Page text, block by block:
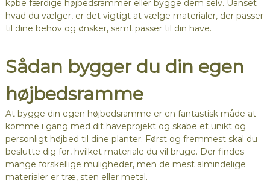
købe færdige højbedsrammer eller bygge dem selv. Uanset
hvad du vælger, er det vigtigt at vælge materialer, der passer
til dine behov og ønsker, samt passer til din have.
Sådan bygger du din egen
højbedsramme
At bygge din egen højbedsramme er en fantastisk måde at
komme i gang med dit haveprojekt og skabe et unikt og
personligt højbed til dine planter. Først og fremmest skal du
beslutte dig for, hvilket materiale du vil bruge. Der findes
mange forskellige muligheder, men de mest almindelige
materialer er træ, sten eller metal.